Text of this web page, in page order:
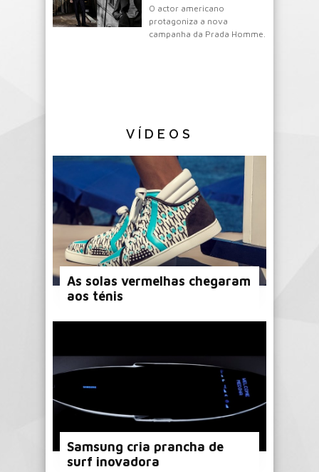
O actor americano
protagoniza a nova
campanha da Prada Homme.
VÍDEOS
As solas vermelhas chegaram
aos ténis
Samsung cria prancha de
surf inovadora